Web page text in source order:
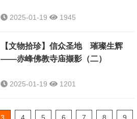
2025-01-19 1945
【文物拾珍】信众圣地 璀璨生辉
——赤峰佛教寺庙撷影（二）
2025-01-19 1201